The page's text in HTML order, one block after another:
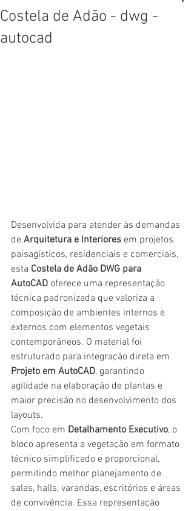
Costela de Adão - dwg -
autocad
Desenvolvida para atender às demandas
de Arquitetura e Interiores em projetos
paisagísticos, residenciais e comerciais,
esta Costela de Adão DWG para
AutoCAD oferece uma representação
técnica padronizada que valoriza a
composição de ambientes internos e
externos com elementos vegetais
contemporâneos. O material foi
estruturado para integração direta em
Projeto em AutoCAD, garantindo
agilidade na elaboração de plantas e
maior precisão no desenvolvimento dos
layouts.
Com foco em Detalhamento Executivo, o
bloco apresenta a vegetação em formato
técnico simplificado e proporcional,
permitindo melhor planejamento de
salas, halls, varandas, escritórios e áreas
de convivência. Essa representação